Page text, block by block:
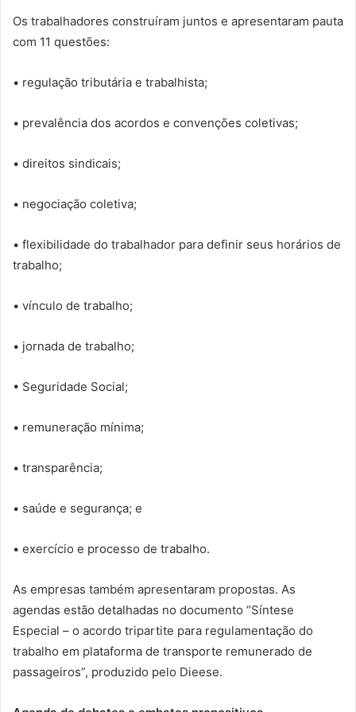
Os trabalhadores construíram juntos e apresentaram pauta
com 11 questões:
• regulação tributária e trabalhista;
• prevalência dos acordos e convenções coletivas;
• direitos sindicais;
• negociação coletiva;
• flexibilidade do trabalhador para definir seus horários de
trabalho;
• vínculo de trabalho;
• jornada de trabalho;
• Seguridade Social;
• remuneração mínima;
• transparência;
• saúde e segurança; e
• exercício e processo de trabalho.
As empresas também apresentaram propostas. As
agendas estão detalhadas no documento “Síntese
Especial – o acordo tripartite para regulamentação do
trabalho em plataforma de transporte remunerado de
passageiros”, produzido pelo Dieese.